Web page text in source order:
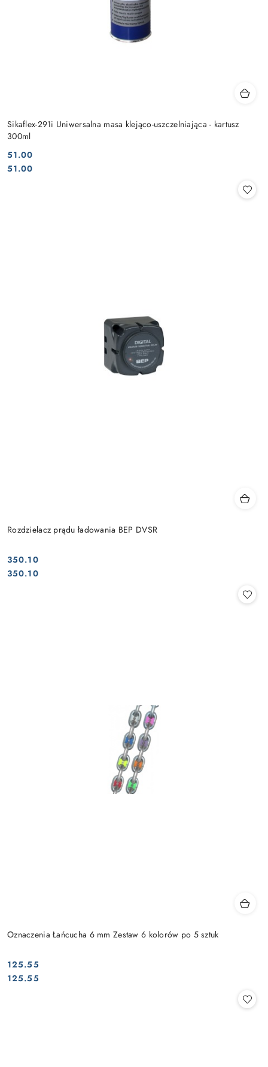
Sikaflex-291i Uniwersalna masa klejąco-uszczelniająca - kartusz
300ml
Cena:
51.00
Cena:
51.00
Rozdzielacz prądu ładowania BEP DVSR
Cena:
350.10
Cena:
350.10
Oznaczenia Łańcucha 6 mm Zestaw 6 kolorów po 5 sztuk
Cena:
125.55
Cena:
125.55